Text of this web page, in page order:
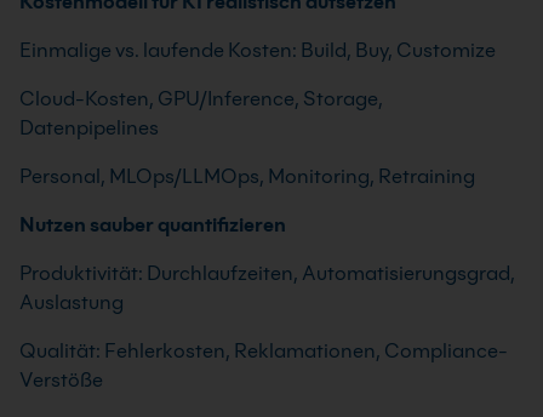
Einmalige vs. laufende Kosten: Build, Buy, Customize
Cloud-Kosten, GPU/Inference, Storage,
Datenpipelines
Personal, MLOps/LLMOps, Monitoring, Retraining
Nutzen sauber quantifizieren
Produktivität: Durchlaufzeiten, Automatisierungsgrad,
Auslastung
Qualität: Fehlerkosten, Reklamationen, Compliance-
Verstöße